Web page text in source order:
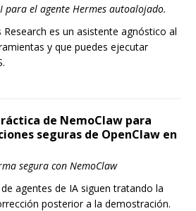
para el agente Hermes autoalojado.
es un asistente agnóstico al
y que puedes ejecutar
de NemoClaw para
seguras de OpenClaw en
segura con NemoClaw
agentes de IA siguen tratando la
posterior a la demostración.